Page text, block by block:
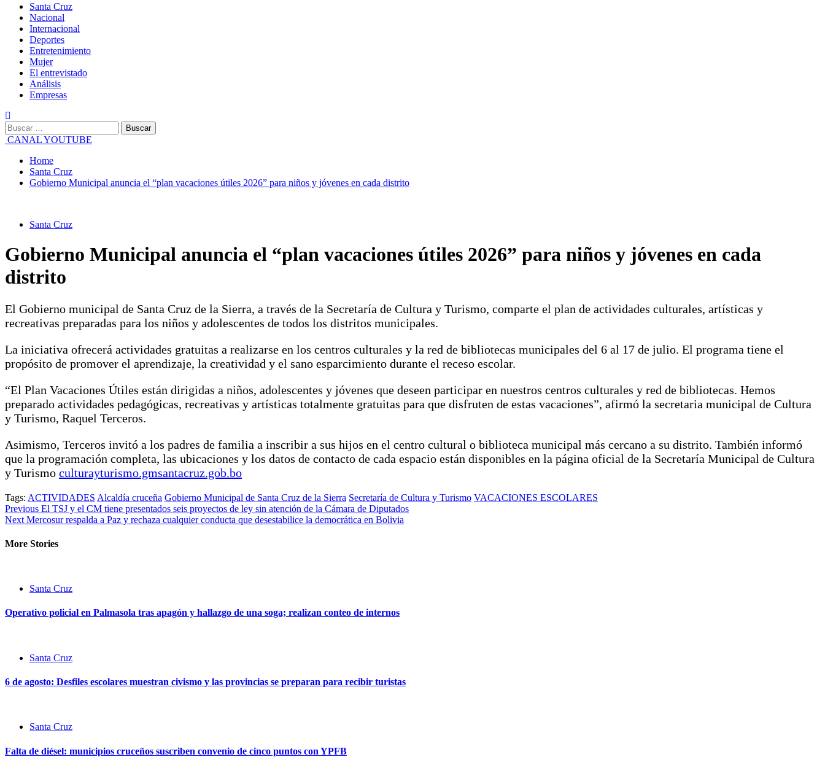
Santa Cruz
Nacional
Internacional
Deportes
Entretenimiento
Mujer
El entrevistado
Análisis
Empresas
Buscar:
CANAL YOUTUBE
Home
Santa Cruz
Gobierno Municipal anuncia el “plan vacaciones útiles 2026” para niños y jóvenes en cada distrito
Santa Cruz
Gobierno Municipal anuncia el “plan vacaciones útiles 2026” para niños y jóvenes en cada
distrito
El Gobierno municipal de Santa Cruz de la Sierra, a través de la Secretaría de Cultura y Turismo, comparte el plan de actividades culturales, artísticas y
recreativas preparadas para los niños y adolescentes de todos los distritos municipales.
La iniciativa ofrecerá actividades gratuitas a realizarse en los centros culturales y la red de bibliotecas municipales del 6 al 17 de julio. El programa tiene el
propósito de promover el aprendizaje, la creatividad y el sano esparcimiento durante el receso escolar.
“El Plan Vacaciones Útiles están dirigidas a niños, adolescentes y jóvenes que deseen participar en nuestros centros culturales y red de bibliotecas. Hemos
preparado actividades pedagógicas, recreativas y artísticas totalmente gratuitas para que disfruten de estas vacaciones”, afirmó la secretaria municipal de Cultura
y Turismo, Raquel Terceros.
Asimismo, Terceros invitó a los padres de familia a inscribir a sus hijos en el centro cultural o biblioteca municipal más cercano a su distrito. También informó
que la programación completa, las ubicaciones y los datos de contacto de cada espacio están disponibles en la página oficial de la Secretaría Municipal de Cultura
y Turismo culturayturismo.gmsantacruz.gob.bo
Tags: ACTIVIDADES Alcaldía cruceña Gobierno Municipal de Santa Cruz de la Sierra Secretaría de Cultura y Turismo VACACIONES ESCOLARES
Continue
Reading
Previous El TSJ y el CM tiene presentados seis proyectos de ley sin atención de la Cámara de Diputados
Next Mercosur respalda a Paz y rechaza cualquier conducta que desestabilice la democrática en Bolivia
More Stories
Santa Cruz
Operativo policial en Palmasola tras apagón y hallazgo de una soga; realizan conteo de internos
Santa Cruz
6 de agosto: Desfiles escolares muestran civismo y las provincias se preparan para recibir turistas
Santa Cruz
Falta de diésel: municipios cruceños suscriben convenio de cinco puntos con YPFB